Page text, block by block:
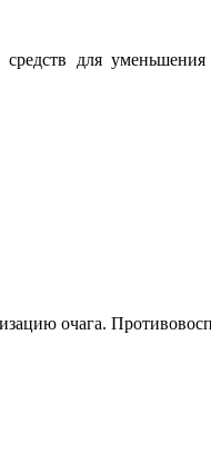
средств для
очага.